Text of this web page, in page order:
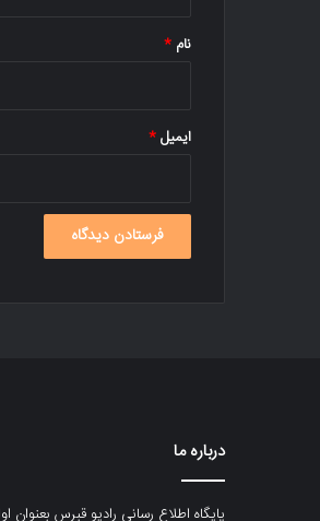
نام *
ایمیل*
درباره ما
پایگاه اطلاع رسانی رادیو قبرس بعنوان